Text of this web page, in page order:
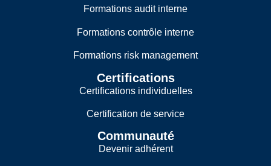
Formations audit interne
Formations contrôle interne
Formations risk management
Certifications
Certifications individuelles
Certification de service
Communauté
Devenir adhérent